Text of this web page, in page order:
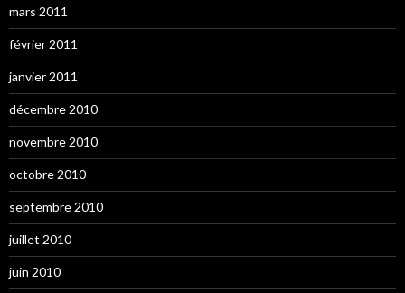
mars 2011
février 2011
janvier 2011
décembre 2010
novembre 2010
octobre 2010
septembre 2010
juillet 2010
juin 2010